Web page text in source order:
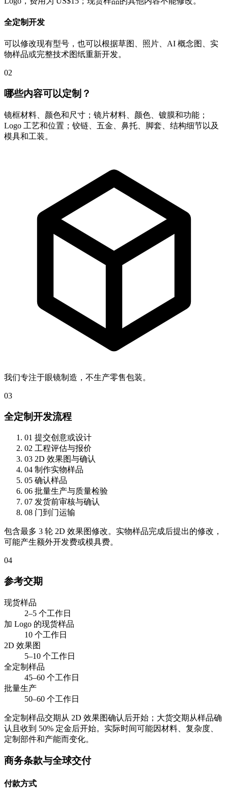
全定制开发
可以修改现有型号，也可以根据草图、照片、AI 概念图、实
物样品或完整技术图纸重新开发。
02
哪些内容可以定制？
镜框材料、颜色和尺寸；镜片材料、颜色、镀膜和功能；
Logo 工艺和位置；铰链、五金、鼻托、脚套、结构细节以及
模具和工装。
我们专注于眼镜制造，不生产零售包装。
03
全定制开发流程
01 提交创意或设计
02 工程评估与报价
03 2D 效果图与确认
04 制作实物样品
05 确认样品
06 批量生产与质量检验
07 发货前审核与确认
08 门到门运输
包含最多 3 轮 2D 效果图修改。实物样品完成后提出的修改，
可能产生额外开发费或模具费。
04
参考交期
现货样品
2–5 个工作日
加 Logo 的现货样品
10 个工作日
2D 效果图
5–10 个工作日
全定制样品
45–60 个工作日
批量生产
50–60 个工作日
全定制样品交期从 2D 效果图确认后开始；大货交期从样品确
认且收到 50% 定金后开始。实际时间可能因材料、复杂度、
定制部件和产能而变化。
商务条款与全球交付
付款方式